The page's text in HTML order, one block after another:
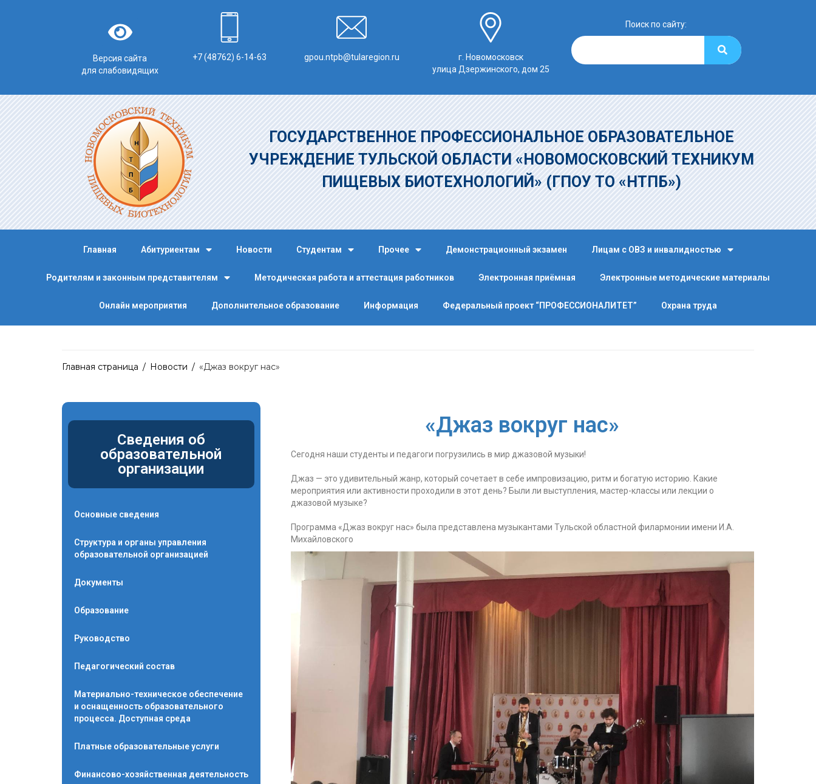
Версия сайта
для слабовидящих
+7 (48762) 6-14-63 gpou.ntpb@tularegion.ru
г. Новомосковск
улица Дзержинского, дом 25
Поиск по сайту:
ГОСУДАРСТВЕННОЕ ПРОФЕССИОНАЛЬНОЕ ОБРАЗОВАТЕЛЬНОЕ
УЧРЕЖДЕНИЕ ТУЛЬСКОЙ ОБЛАСТИ «НОВОМОСКОВСКИЙ ТЕХНИКУМ
ПИЩЕВЫХ БИОТЕХНОЛОГИЙ» (ГПОУ ТО «НТПБ»)
Главная Абитуриентам Новости Студентам Прочее Демонстрационный экзамен Лицам с ОВЗ и инвалидностью
Родителям и законным представителям Методическая работа и аттестация работников Электронная приёмная Электронные методические материалы
Онлайн мероприятия Дополнительное образование Информация Федеральный проект “ПРОФЕССИОНАЛИТЕТ” Охрана труда
Главная страница / Новости / «Джаз вокруг нас»
Сведения об
образовательной
организации
Основные сведения
Структура и органы управления
образовательной организацией
Документы
Образование
Руководство
Педагогический состав
Материально-техническое обеспечение
и оснащенность образовательного
процесса. Доступная среда
Платные образовательные услуги
Финансово-хозяйственная деятельность
«Джаз вокруг нас»
Сегодня наши студенты и педагоги погрузились в мир джазовой музыки!
Джаз — это удивительный жанр, который сочетает в себе импровизацию, ритм и богатую историю. Какие
мероприятия или активности проходили в этот день? Были ли выступления, мастер-классы или лекции о
джазовой музыке?
Программа «Джаз вокруг нас» была представлена музыкантами Тульской областной филармонии имени И.А.
Михайловского